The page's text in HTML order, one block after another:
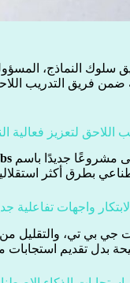
سلوك النماذج،
فريق التدريب
لتعزيز فعالية
مشروعًا جديدًا باسم
بطرق أكثر
بي تي، والتقليل من
بدل تقديم استجابات